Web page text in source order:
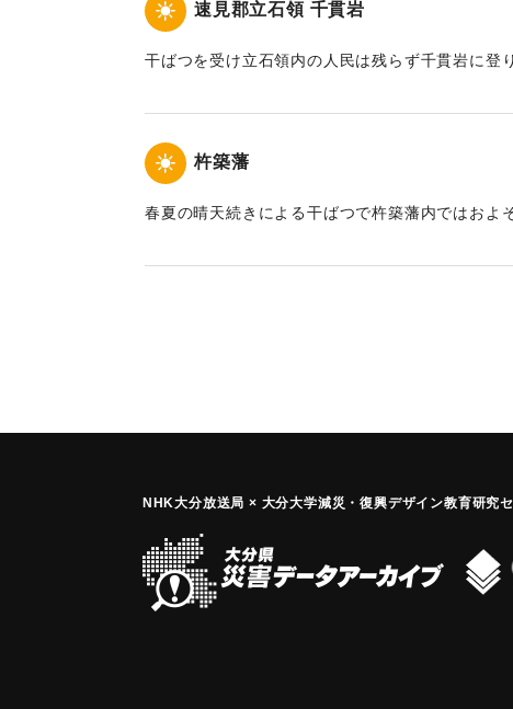
速見郡立石領 千貫岩
干ばつを受け立石領内の人民は残らず千貫岩に登
｜固有コード:00171002
杵築藩
春夏の晴天続きによる干ばつで杵築藩内ではおよ
NHK大分放送局 × 大分大学減災 ・復興デザイン教育研究